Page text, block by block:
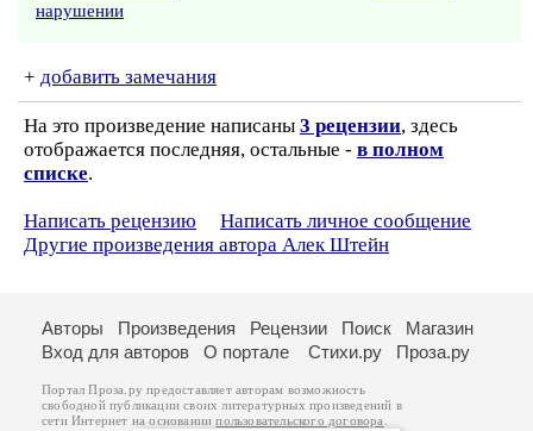
нарушении
+ добавить замечания
На это произведение написаны 3 рецензии, здесь
отображается последняя, остальные - в полном
списке.
Написать рецензию
Написать личное сообщение
Другие произведения автора Алек Штейн
Авторы Произведения Рецензии Поиск
Магазин
Вход для авторов
О портале Стихи.ру Проза.ру
Портал Проза.ру предоставляет авторам возможность
свободной публикации своих литературных произведений в
сети Интернет на основаниипользовательского договора